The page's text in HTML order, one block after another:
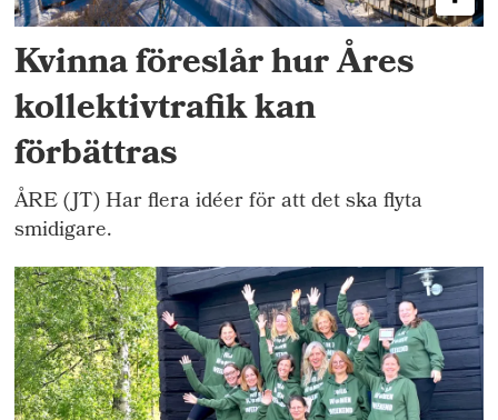
Kvinna föreslår hur Åres
kollektivtrafik kan
förbättras
ÅRE (JT) Har flera idéer för att det ska flyta
smidigare.